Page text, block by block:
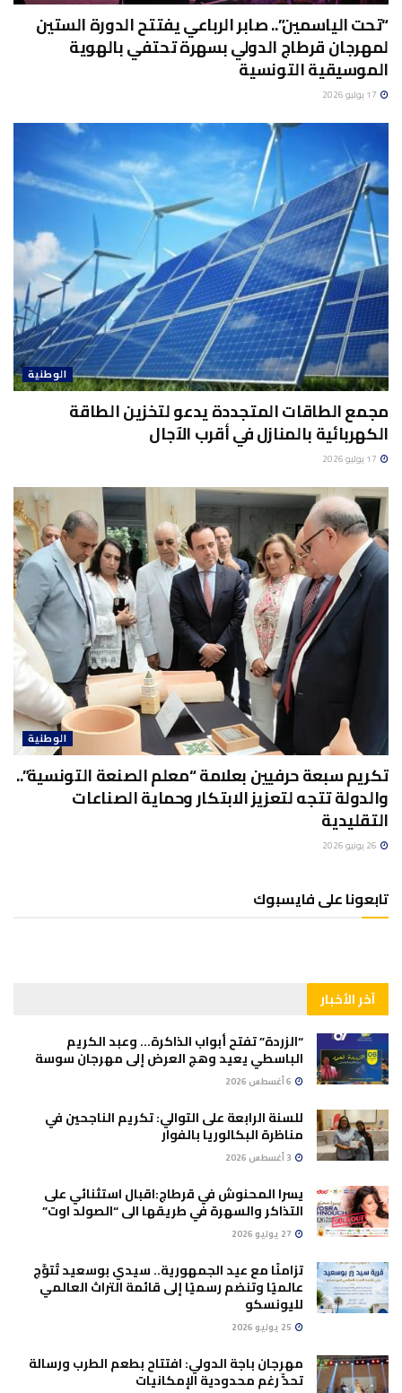
“تحت الياسمين”.. صابر الرباعي يفتتح الدورة الستين
لمهرجان قرطاج الدولي بسهرة تحتفي بالهوية
الموسيقية التونسية
الوطنية
مجمع الطاقات المتجددة يدعو لتخزين الطاقة
الكهربائية بالمنازل في أقرب الآجال
الوطنية
تكريم سبعة حرفيين بعلامة “معلم الصنعة التونسية”..
والدولة تتجه لتعزيز الابتكار وحماية الصناعات
التقليدية
تابعونا على فايسبوك
آخر الأخبار
“الزردة” تفتح أبواب الذاكرة… وعبد الكريم
الباسطي يعيد وهج العرض إلى مهرجان سوسة
للسنة الرابعة على التوالي: تكريم الناجحين في
مناظرة البكالوريا بالفوار
يسرا المحنوش في قرطاج:اقبال استثنائي على
التذاكر والسهرة في طريقها الى “الصولد اوت”
تزامنًا مع عيد الجمهورية.. سيدي بوسعيد تُتوَّج
عالميًا وتنضم رسميًا إلى قائمة التراث العالمي
لليونسكو
مهرجان باجة الدولي: افتتاح بطعم الطرب ورسالة
تحدٍّ رغم محدودية الإمكانيات